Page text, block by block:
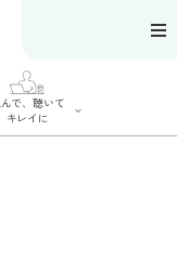
で、聴いて
キレイに